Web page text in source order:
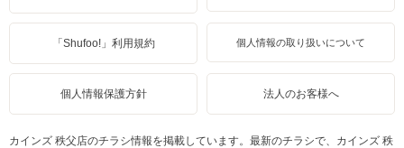
「Shufoo!」利用規約 個人情報の取り扱いについて
個人情報保護方針 法人のお客様へ
カインズ 秩父店のチラシ情報を掲載しています。最新のチラシで、カインズ 秩